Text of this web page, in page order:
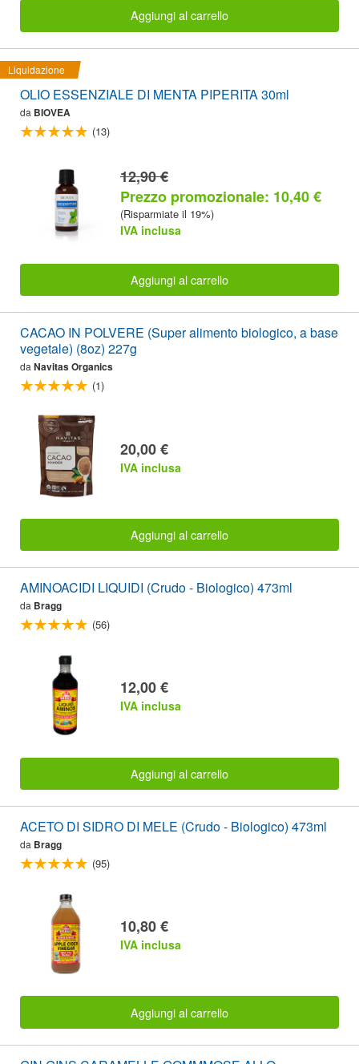
Aggiungi al carrello
Liquidazione
OLIO ESSENZIALE DI MENTA PIPERITA 30ml
da BIOVEA
(13)
12,90 €
Prezzo promozionale: 10,40 €
(Risparmiate il 19%)
IVA inclusa
Aggiungi al carrello
CACAO IN POLVERE (Super alimento biologico, a base
vegetale) (8oz) 227g
da Navitas Organics
(1)
20,00 €
IVA inclusa
Aggiungi al carrello
AMINOACIDI LIQUIDI (Crudo - Biologico) 473ml
da Bragg
(56)
12,00 €
IVA inclusa
Aggiungi al carrello
ACETO DI SIDRO DI MELE (Crudo - Biologico) 473ml
da Bragg
(95)
10,80 €
IVA inclusa
Aggiungi al carrello